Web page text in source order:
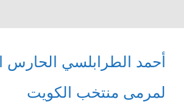
أحمد الطرابلسي الحارس
لمرمى منتخب الكويت